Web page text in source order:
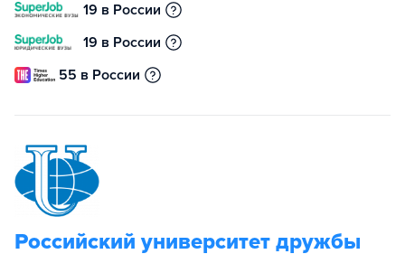
19 в России
19 в России
55 в России
Российский университет дружбы